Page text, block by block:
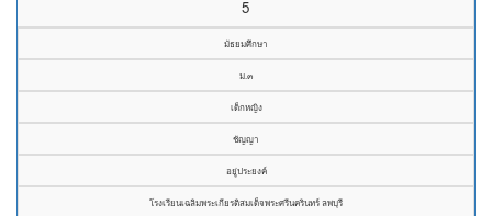
5
มัธยมศึกษา
ม.๓
เด็กหญิง
ชัญญา
อยู่ประยงค์
โรงเรียนเฉลิมพระเกียรติสมเด็จพระศรีนครินทร์ ลพบุรี